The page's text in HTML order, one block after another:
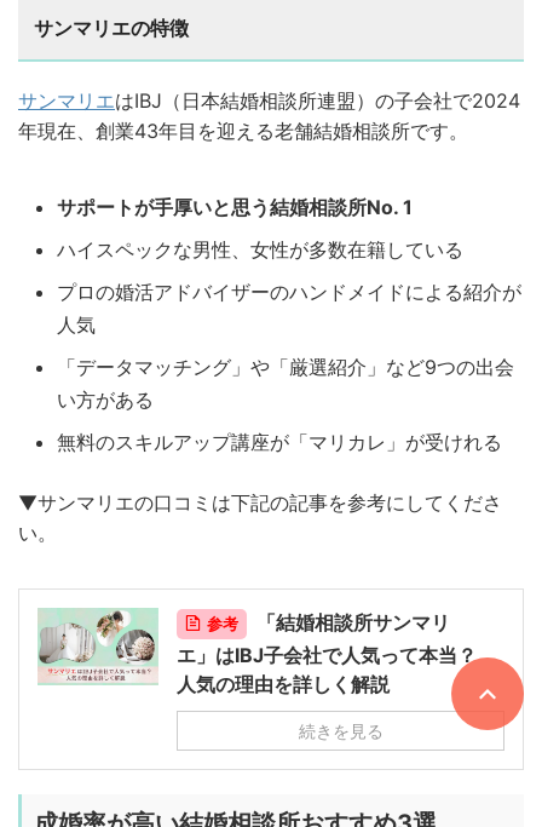
サンマリエの特徴
サンマリエはIBJ（日本結婚相談所連盟）の子会社で2024
年現在、創業43年目を迎える老舗結婚相談所です。
サポートが手厚いと思う結婚相談所No. 1
ハイスペックな男性、女性が多数在籍している
プロの婚活アドバイザーのハンドメイドによる紹介が
人気
「データマッチング」や「厳選紹介」など9つの出会
い方がある
無料のスキルアップ講座が「マリカレ」が受けれる
▼サンマリエの口コミは下記の記事を参考にしてくださ
い。
参考
「結婚相談所サンマリ
エ」はIBJ子会社で人気って本当？
人気の理由を詳しく解説
続きを見る